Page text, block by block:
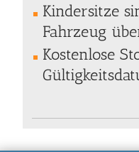
Kindersitze
Fahrzeug
Kostenlose